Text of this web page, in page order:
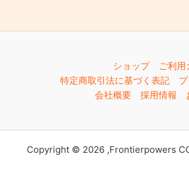
ショップ
ご利用
特定商取引法に基づく表記
会社概要
採用情報
Copyright © 2026 ,Frontierpowers